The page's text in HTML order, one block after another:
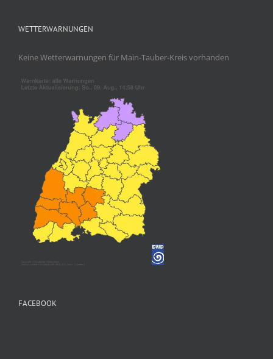
WETTERWARNUNGEN
Keine Wetterwarnungen für Main-Tauber-Kreis vorhanden
FACEBOOK